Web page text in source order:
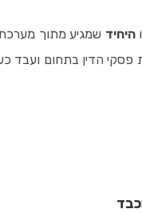
היחיד שמגיע מתוך
הדין בתחום ועבד